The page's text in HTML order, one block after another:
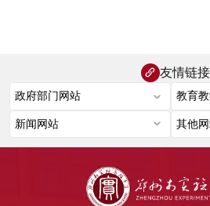
友情链接